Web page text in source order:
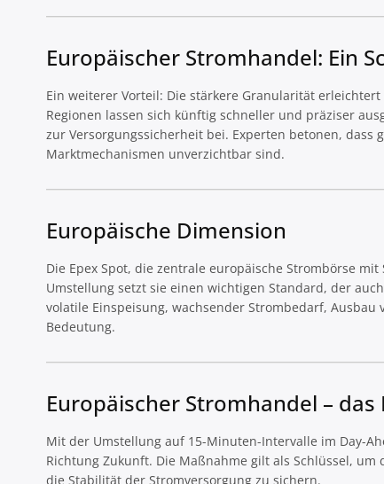
Europäischer Stromhandel: Ein
Ein weiterer Vorteil: Die stärkere Granularität
Regionen lassen sich künftig schneller und präziser
zur Versorgungssicherheit bei. Experten betonen,
Marktmechanismen unverzichtbar sind.
Europäische Dimension
Die Epex Spot, die zentrale europäische Strombörse
Umstellung setzt sie einen wichtigen Standard, der
volatile Einspeisung, wachsender Strombedarf,
Bedeutung.
Europäischer Stromhandel – das
Mit der Umstellung auf 15-Minuten-Intervalle im Day-
Richtung Zukunft. Die Maßnahme gilt als Schlüssel,
die Stabilität der Stromversorgung zu sichern.